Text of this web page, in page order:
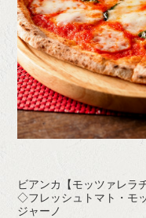
ビアンカ【モッツァレラ
◇フレッシュトマト・モ
ジャーノ